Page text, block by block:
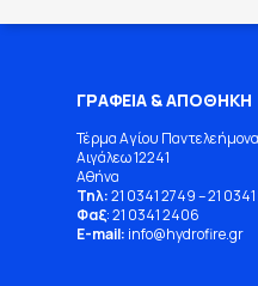
ΓΡΑΦΕΙΑ & ΑΠΟΘΗΚΗ
Τέρμα Αγίου
Αιγάλεω 12241
Αθήνα
Τηλ:21 0341 2749–21
Φαξ: 21 0341 2406
E-mail: info@hydrofire.gr